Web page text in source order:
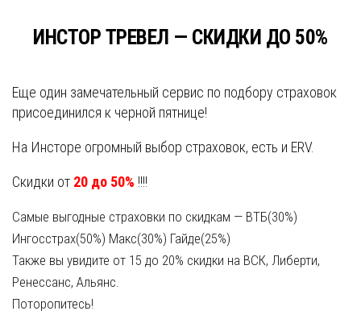
ИНСТОР ТРЕВЕЛ — СКИДКИ ДО 50%
Еще один замечательный сервис по подбору страховок
присоединился к черной пятнице!
На Инсторе огромный выбор страховок, есть и ERV.
Скидки от 20 до 50% !!!!
Самые выгодные страховки по скидкам — ВТБ(30%)
Ингосстрах(50%) Макс(30%) Гайде(25%)
Также вы увидите от 15 до 20% скидки на ВСК, Либерти,
Ренессанс, Альянс.
Поторопитесь!